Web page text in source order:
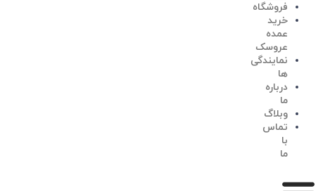
فروشگاه
خرید
عمده
عروسک
نمایندگی
ها
درباره
ما
وبلاگ
تماس
با
ما